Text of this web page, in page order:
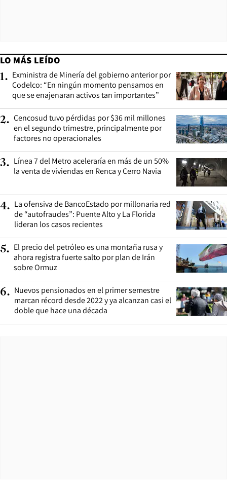
LO MÁS LEÍDO
1. Exministra de Minería del gobierno anterior por
Codelco: “En ningún momento pensamos en
que se enajenaran activos tan importantes”
2. Cencosud tuvo pérdidas por $36 mil millones
en el segundo trimestre, principalmente por
factores no operacionales
3. Línea 7 del Metro aceleraría en más de un 50%
la venta de viviendas en Renca y Cerro Navia
4. La ofensiva de BancoEstado por millonaria red
de “autofraudes”: Puente Alto y La Florida
lideran los casos recientes
5. El precio del petróleo es una montaña rusa y
ahora registra fuerte salto por plan de Irán
sobre Ormuz
6. Nuevos pensionados en el primer semestre
marcan récord desde 2022 y ya alcanzan casi el
doble que hace una década